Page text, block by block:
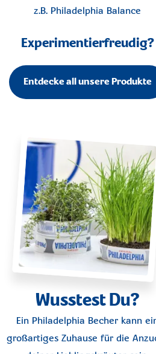
z.B. Philadelphia Balance
Experimentierfreudig?
Entdecke all unsere Produkte
Wusstest Du?
Ein Philadelphia Becher kann
großartiges Zuhause für die